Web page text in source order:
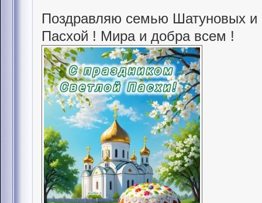
Поздравляю семью Шатуновых
Пасхой ! Мира и добра всем !